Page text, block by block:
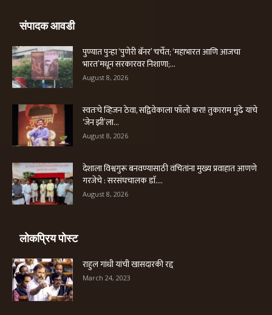
संपादक आवडी
पुण्यात पुन्हा ‘पुणेरी बॅनर’ चर्चेत; ‘महाभारत आणि आजचा
भारत’मधून सरकारवर निशाणा;...
August 8, 2026
स्वतःचे व्हिजन ठेवा, सद्विवेकाला फॉलो करा! तुकाराम मुंढे यांचे
‘जेन झी’ला...
August 8, 2026
देशाला विश्वगुरू बनवण्यासाठी वंचितांना मुख्य प्रवाहात आणणे
गरजेचे : सरसंघचालक डाॅ....
August 8, 2026
लोकप्रिय पोस्ट
राहुल गांधी यांची खासदारकी रद्द
March 24, 2023